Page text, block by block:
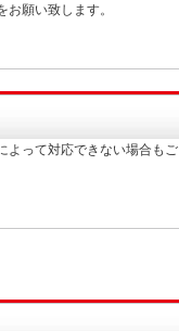
願い致します。
よって対応できない場合もご